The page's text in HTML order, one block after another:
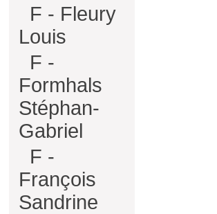
F - Fleury
Louis
F -
Formhals
Stéphan-
Gabriel
F -
François
Sandrine